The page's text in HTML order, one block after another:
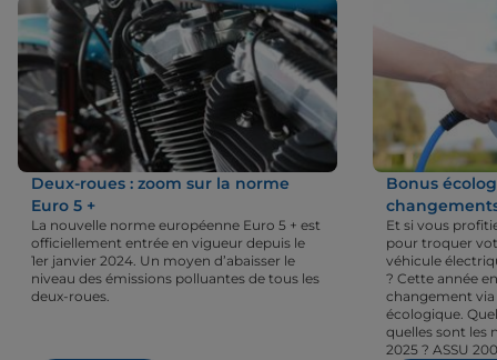
Deux-roues : zoom sur la norme
Euro 5 +
La nouvelle norme européenne Euro 5 + est
officiellement entrée en vigueur depuis le
1er janvier 2024. Un moyen d’abaisser le
niveau des émissions polluantes de tous les
deux-roues.
Bonus
Et si vous
pour troquer
véhicule
? Cette année
changement
écologique.
quelles sont les
2025 ? ASSU